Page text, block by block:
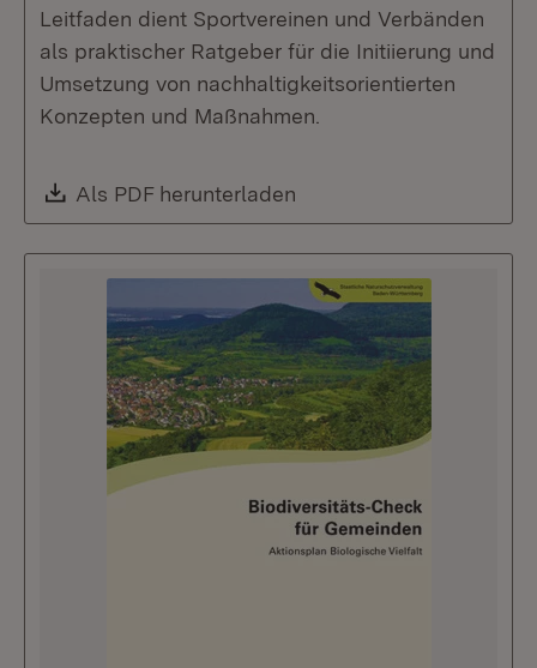
Leitfaden dient Sportvereinen und Verbänden
als praktischer Ratgeber für die Initiierung und
Umsetzung von nachhaltigkeitsorientierten
Konzepten und Maßnahmen.
Download:
Als PDF herunterladen